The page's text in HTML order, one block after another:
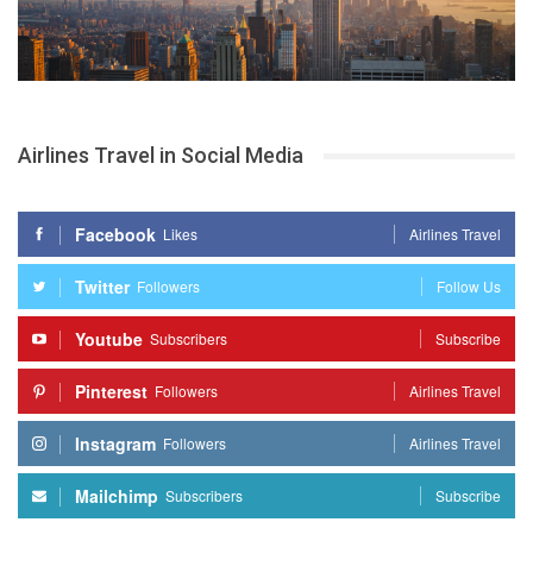
Airlines Travel in Social Media
Facebook Likes Airlines Travel
Twitter Followers Follow Us
Youtube Subscribers Subscribe
Pinterest Followers Airlines Travel
Instagram Followers Airlines Travel
Mailchimp Subscribers Subscribe